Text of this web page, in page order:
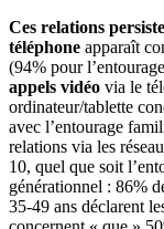
Ces relations
téléphone apparaît
(94% pour
appels vidéo via le
ordinateur/tablette
avec l’entourage
relations via les
10, quel que soit
générationnel : 86%
35-49 ans déclarent